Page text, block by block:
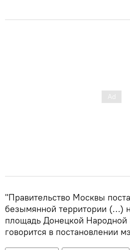
"Правительство Москвы
безымянной территории (…)
площадь Донецкой Народной
говорится в постановлении